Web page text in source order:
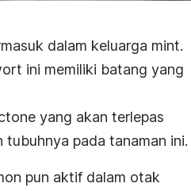
dalam keluarga mint.
ini memiliki batang yang
yang akan terlepas
pada tanaman ini.
pun aktif dalam otak